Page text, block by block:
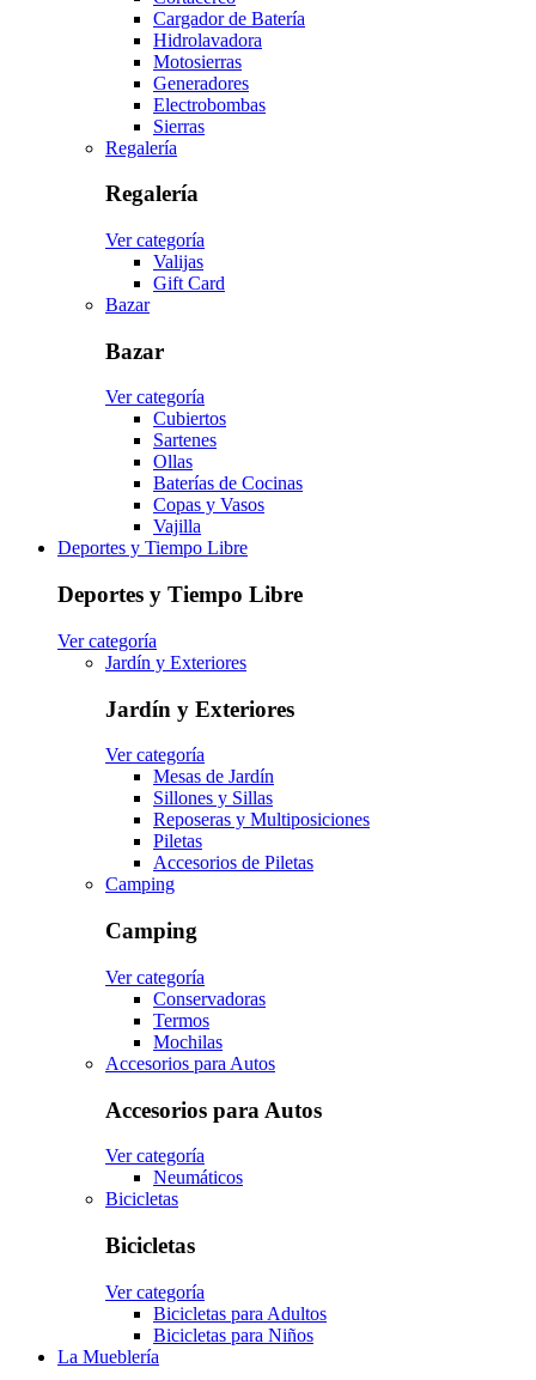
Cargador de Batería
Hidrolavadora
Motosierras
Generadores
Electrobombas
Sierras
Regalería
Regalería
Ver categoría
Valijas
Gift Card
Bazar
Bazar
Ver categoría
Cubiertos
Sartenes
Ollas
Baterías de Cocinas
Copas y Vasos
Vajilla
Deportes y Tiempo Libre
Deportes y Tiempo Libre
Ver categoría
Jardín y Exteriores
Jardín y Exteriores
Ver categoría
Mesas de Jardín
Sillones y Sillas
Reposeras y Multiposiciones
Piletas
Accesorios de Piletas
Camping
Camping
Ver categoría
Conservadoras
Termos
Mochilas
Accesorios para Autos
Accesorios para Autos
Ver categoría
Neumáticos
Bicicletas
Bicicletas
Ver categoría
Bicicletas para Adultos
Bicicletas para Niños
La Mueblería